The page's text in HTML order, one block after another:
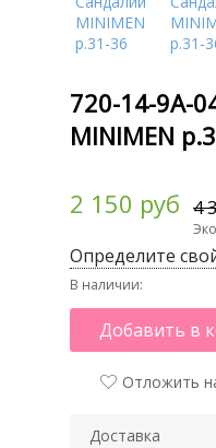
720-14-9А-
MINIMEN
2 150 руб 4
Определите
В наличии:
Добавить в
Отложить
Доставка